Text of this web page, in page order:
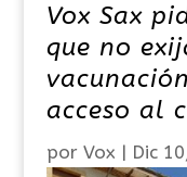
Vox Sax
que no
acceso al
por Vox | Dic